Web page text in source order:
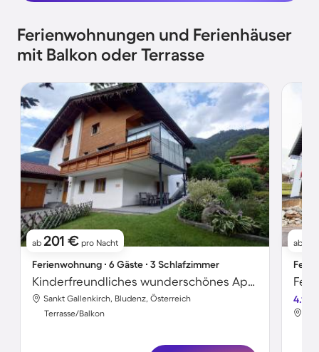
Ferienwohnungen und Ferienhäuser
mit Balkon oder Terrasse
ab 201 € pro Nacht
Ferienwohnung ∙ 6 Gäste ∙ 3 Schlafzimmer
Kinderfreundliches wunderschönes Apartment mit Garten und Terrasse
Sankt Gallenkirch, Bludenz, Österreich
Terrasse/Balkon
ab
4.1